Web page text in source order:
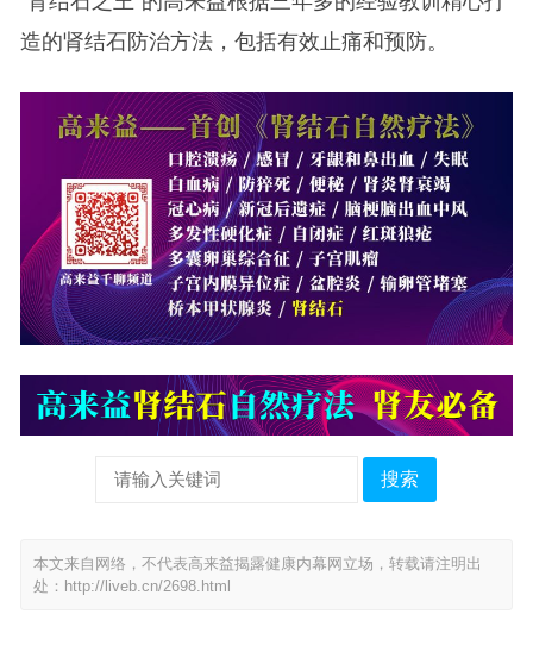
造的肾结石防治方法，包括有效止痛和预防。
搜索
本文来自网络，不代表高来益揭露健康内幕网立场，转载请注明出
处： http://liveb.cn/2698.html